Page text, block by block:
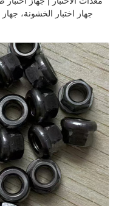
جهاز اختبار الخشونة،